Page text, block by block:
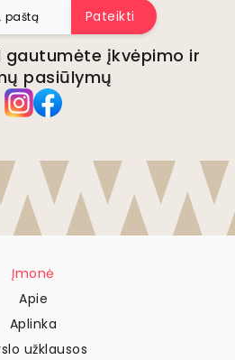
Pateikti
gautumėte įkvėpimo ir
pasiūlymų
Įmonė
Apie
Aplinka
užklausos